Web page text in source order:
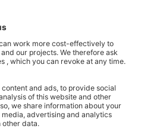
Biologische Vielfalt 2020